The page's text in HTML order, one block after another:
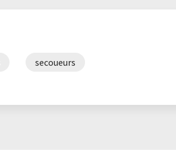
secoueurs